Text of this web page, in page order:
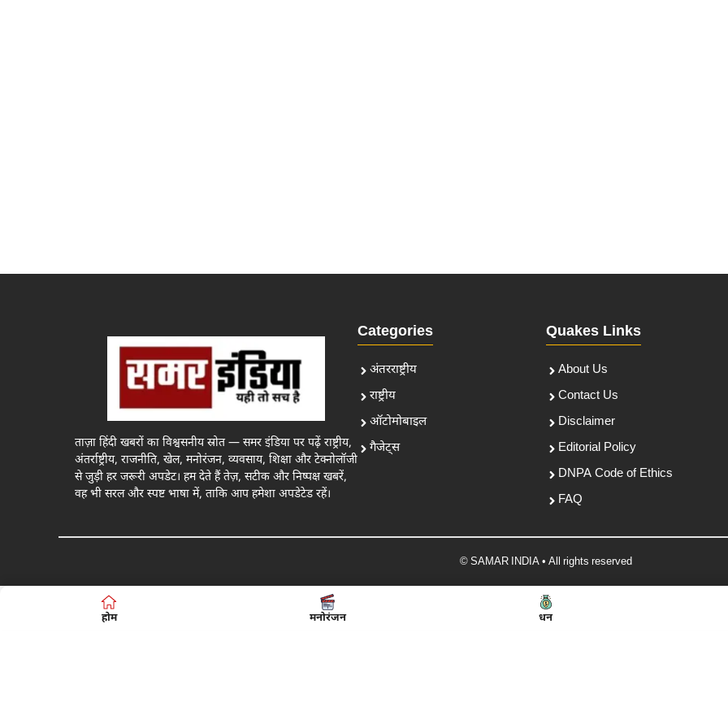
ताज़ा हिंदी खबरों का विश्वसनीय स्रोत — समर इंडिया पर पढ़ें राष्ट्रीय,
अंतर्राष्ट्रीय, राजनीति, खेल, मनोरंजन, व्यवसाय, शिक्षा और टेक्नोलॉजी
से जुड़ी हर जरूरी अपडेट। हम देते हैं तेज़, सटीक और निष्पक्ष खबरें,
वह भी सरल और स्पष्ट भाषा में, ताकि आप हमेशा अपडेटेड रहें।
Categories
अंतरराष्ट्रीय
राष्ट्रीय
ऑटोमोबाइल
गैजेट्स
Quakes Links
About Us
Contact Us
Disclaimer
Editorial Policy
DNPA Code of Ethics
FAQ
© SAMAR INDIA • All rights reserved
होम मनोरंजन धन